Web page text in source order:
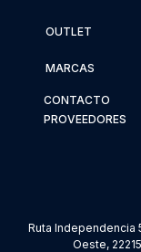
OUTLET
MARCAS
CONTACTO
PROVEEDORES
Ruta Independencia
Oeste,